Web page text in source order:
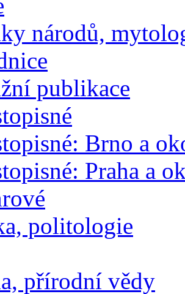
národů,
publikace
Brno a
Praha a
politologie
přírodní vědy